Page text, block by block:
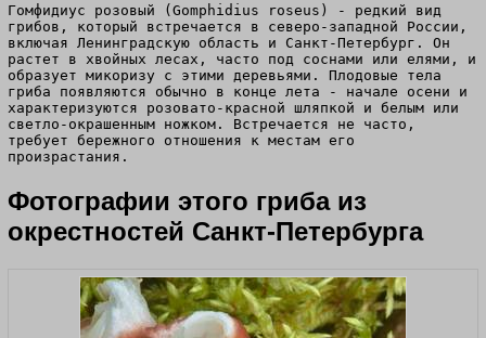
Гомфидиус розовый (Gomphidius roseus) - редкий вид
грибов, который встречается в северо-западной России,
включая Ленинградскую область и Санкт-Петербург. Он
растет в хвойных лесах, часто под соснами или елями, и
образует микоризу с этими деревьями. Плодовые тела
гриба появляются обычно в конце лета - начале осени и
характеризуются розовато-красной шляпкой и белым или
светло-окрашенным ножком. Встречается не часто,
требует бережного отношения к местам его
произрастания.
Фотографии этого гриба из
окрестностей Санкт-Петербурга